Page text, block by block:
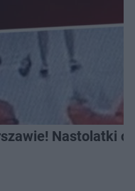
Nastolatki